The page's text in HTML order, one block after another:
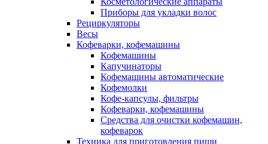
Приборы для укладки волос
Рециркуляторы
Весы
Кофеварки, кофемашины
Кофемашины
Капучинаторы
Кофемашины автоматические
Кофемолки
Кофе-капсулы, фильтры
Кофеварки, кофемашины
Средства для очистки кофемашин,
кофеварок
Техника для приготовления пищи